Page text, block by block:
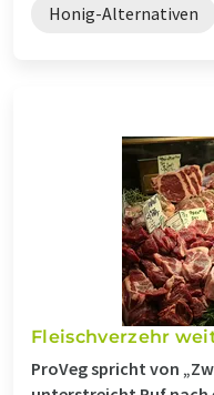
Honig-Alternativen
Fleischverzehr
ProVeg spricht von